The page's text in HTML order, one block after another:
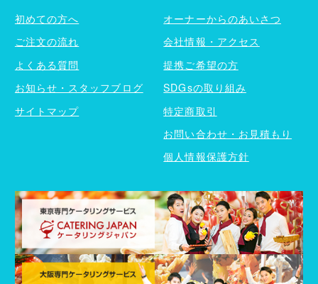
初めての方へ
ご注文の流れ
よくある質問
お知らせ・スタッフブログ
サイトマップ
オーナーからのあいさつ
会社情報・アクセス
提携ご希望の方
SDGsの取り組み
特定商取引
お問い合わせ・お見積もり
個人情報保護方針